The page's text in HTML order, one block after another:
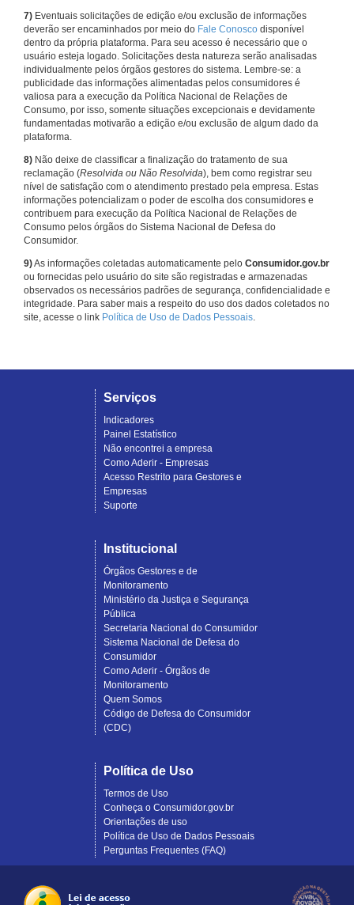
7) Eventuais solicitações de edição e/ou exclusão de informações
deverão ser encaminhados por meio do Fale Conosco disponível
dentro da própria plataforma. Para seu acesso é necessário que o
usuário esteja logado. Solicitações desta natureza serão analisadas
individualmente pelos órgãos gestores do sistema. Lembre-se: a
publicidade das informações alimentadas pelos consumidores é
valiosa para a execução da Política Nacional de Relações de
Consumo, por isso, somente situações excepcionais e devidamente
fundamentadas motivarão a edição e/ou exclusão de algum dado da
plataforma.
8) Não deixe de classificar a finalização do tratamento de sua
reclamação (Resolvida ou Não Resolvida), bem como registrar seu
nível de satisfação com o atendimento prestado pela empresa. Estas
informações potencializam o poder de escolha dos consumidores e
contribuem para execução da Política Nacional de Relações de
Consumo pelos órgãos do Sistema Nacional de Defesa do
Consumidor.
9)As informações coletadas automaticamente pelo Consumidor.gov.br
ou fornecidas pelo usuário do site são registradas e armazenadas
observados os necessários padrões de segurança, confidencialidade e
integridade. Para saber mais a respeito do uso dos dados coletados no
site, acesse o link Política de Uso de Dados Pessoais.
Serviços
Indicadores
Painel Estatístico
Não encontrei a empresa
Como Aderir - Empresas
Acesso Restrito para Gestores e
Empresas
Suporte
Institucional
Órgãos Gestores e de
Monitoramento
Ministério da Justiça e Segurança
Pública
Secretaria Nacional do Consumidor
Sistema Nacional de Defesa do
Consumidor
Como Aderir - Órgãos de
Monitoramento
Quem Somos
Código de Defesa do Consumidor
(CDC)
Política de Uso
Termos de Uso
Conheça o Consumidor.gov.br
Orientações de uso
Política de Uso de Dados Pessoais
Perguntas Frequentes (FAQ)